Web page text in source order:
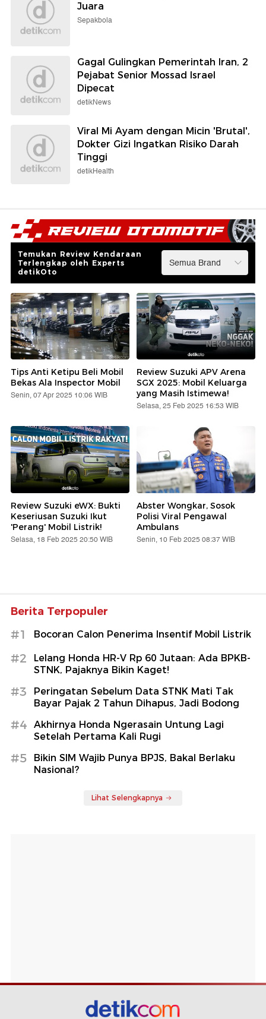
Juara
Sepakbola
Gagal Gulingkan Pemerintah Iran, 2
Pejabat Senior Mossad Israel
Dipecat
detikNews
Viral Mi Ayam dengan Micin 'Brutal',
Dokter Gizi Ingatkan Risiko Darah
Tinggi
detikHealth
Temukan Review Kendaraan
Terlengkap oleh Experts
detikOto
Tips Anti Ketipu Beli Mobil
Bekas Ala Inspector Mobil
Senin, 07 Apr 2025 10:06 WIB
Review Suzuki APV Arena
SGX 2025: Mobil Keluarga
yang Masih Istimewa!
Selasa, 25 Feb 2025 16:53 WIB
Review Suzuki eWX: Bukti
Keseriusan Suzuki Ikut
'Perang' Mobil Listrik!
Selasa, 18 Feb 2025 20:50 WIB
Abster Wongkar, Sosok
Polisi Viral Pengawal
Ambulans
Senin, 10 Feb 2025 08:37 WIB
Berita Terpopuler
#1 Bocoran Calon Penerima Insentif Mobil Listrik
#2
Lelang Honda HR-V Rp 60 Jutaan: Ada BPKB-
STNK, Pajaknya Bikin Kaget!
#3
Peringatan Sebelum Data STNK Mati Tak
Bayar Pajak 2 Tahun Dihapus, Jadi Bodong
#4
Akhirnya Honda Ngerasain Untung Lagi
Setelah Pertama Kali Rugi
#5
Bikin SIM Wajib Punya BPJS, Bakal Berlaku
Nasional?
Lihat Selengkapnya